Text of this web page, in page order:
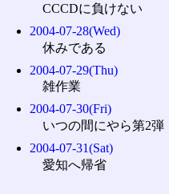
CCCDに負けない
2004-07-28(Wed)
休みである
2004-07-29(Thu)
雑作業
2004-07-30(Fri)
いつの間にやら第2弾
2004-07-31(Sat)
愛知へ帰省